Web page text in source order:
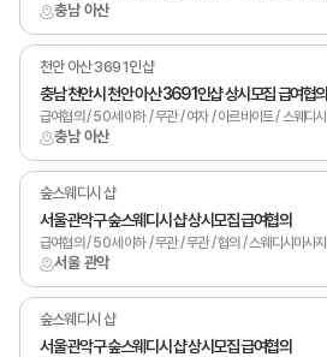
충남 아산
충남 아산
천안 아산 369 1인샵
충남 천안시 천안 아산 369 1인샵 상시모집 급여협의
서울 관악
숲스웨디시 샵
서울 관악구 숲스웨디시 샵 상시모집 급여협의
숲스웨디시 샵
서울 관악구 숲스웨디시 샵 상시모집 급여협의